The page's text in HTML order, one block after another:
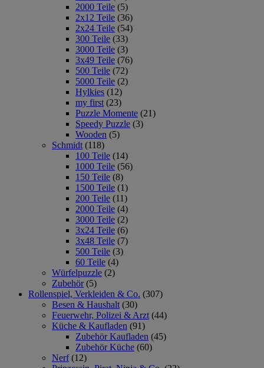
2000 Teile (5)
2x12 Teile (36)
2x24 Teile (54)
300 Teile (33)
3000 Teile (3)
3x49 Teile (76)
500 Teile (72)
5000 Teile (2)
Hylkies (12)
my first (23)
Puzzle Momente (21)
Speedy Puzzle (3)
Wooden (5)
Schmidt (118)
100 Teile (14)
1000 Teile (56)
150 Teile (8)
1500 Teile (1)
200 Teile (11)
2000 Teile (4)
3000 Teile (2)
3x24 Teile (6)
3x48 Teile (7)
500 Teile (3)
60 Teile (4)
Würfelpuzzle (2)
Zubehör (5)
Rollenspiel, Verkleiden & Co. (307)
Besen & Haushalt (30)
Feuerwehr, Polizei & Arzt (44)
Küche & Kaufladen (91)
Zubehör Kaufladen (45)
Zubehör Küche (60)
Nerf (12)